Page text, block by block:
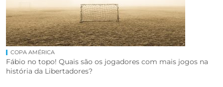
COPA AMÉRICA
Fábio no topo! Quais são os jogadores com mais jogos na
história da Libertadores?